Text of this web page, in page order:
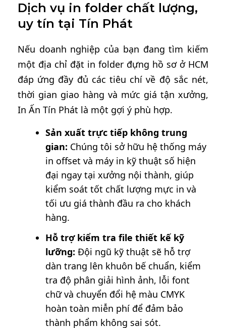
Dịch vụ in folder chất lượng,
uy tín tại Tín Phát
Nếu doanh nghiệp của bạn đang tìm kiếm
một địa chỉ đặt in folder đựng hồ sơ ở HCM
đáp ứng đầy đủ các tiêu chí về độ sắc nét,
thời gian giao hàng và mức giá tận xưởng,
In Ấn Tín Phát là một gợi ý phù hợp.
Sản xuất trực tiếp không trung
gian: Chúng tôi sở hữu hệ thống máy
in offset và máy in kỹ thuật số hiện
đại ngay tại xưởng nội thành, giúp
kiểm soát tốt chất lượng mực in và
tối ưu giá thành đầu ra cho khách
hàng.
Hỗ trợ kiểm tra file thiết kế kỹ
lưỡng: Đội ngũ kỹ thuật sẽ hỗ trợ
dàn trang lên khuôn bế chuẩn, kiểm
tra độ phân giải hình ảnh, lỗi font
chữ và chuyển đổi hệ màu CMYK
hoàn toàn miễn phí để đảm bảo
thành phẩm không sai sót.